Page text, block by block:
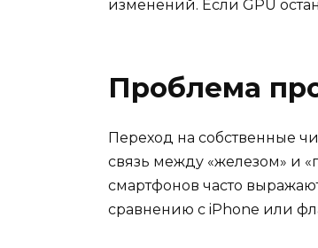
изменений. Если GPU
Проблема
Переход на собственные
связь между «железом» и
смартфонов часто
сравнению с iPhone или